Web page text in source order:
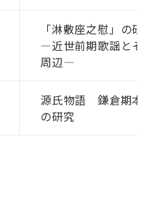
「淋敷座之慰」の研
―近世前期歌謡とそ
周辺―
源氏物語 鎌倉期本
の研究